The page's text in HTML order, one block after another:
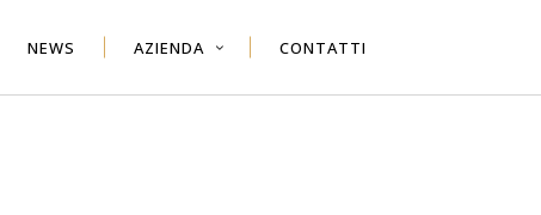
NEWS AZIENDA CONTATTI